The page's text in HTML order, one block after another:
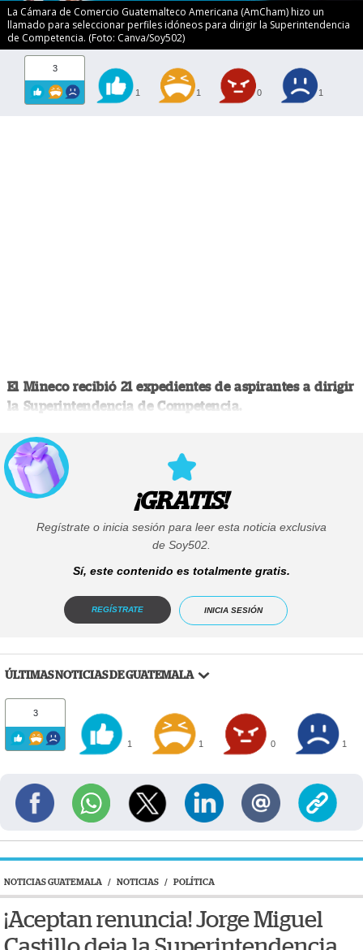
La Cámara de Comercio Guatemalteco Americana (AmCham) hizo un
llamado para seleccionar perfiles idóneos para dirigir la Superintendencia
de Competencia. (Foto: Canva/Soy502)
3
1 1 0 1
El Mineco recibió 21 expedientes de aspirantes a dirigir
la Superintendencia de Competencia.
¡GRATIS!
Regístrate o inicia sesión para leer esta noticia exclusiva
de Soy502.
Sí, este contenido es totalmente gratis.
REGÍSTRATE INICIA SESIÓN
ÚLTIMAS NOTICIAS DE GUATEMALA
3
1 1 0 1
NOTICIAS GUATEMALA / NOTICIAS / POLÍTICA
¡Aceptan renuncia! Jorge Miguel